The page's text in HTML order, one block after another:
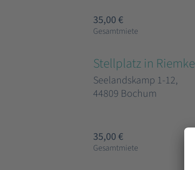
35,00 €
Gesamtmiete
Stellplatz in Riemke
Seelandskamp 1-12,
44809 Bochum
35,00 €
Gesamtmiete